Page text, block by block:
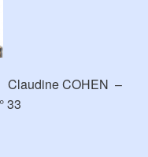
Claudine COHEN –
33